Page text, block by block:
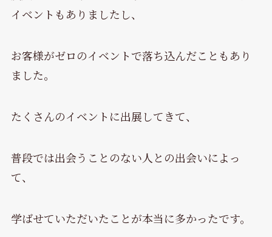
イベントもありましたし、
お客様がゼロのイベントで落ち込んだこともあり
ました。
たくさんのイベントに出展してきて、
普段では出会うことのない人との出会いによっ
て、
学ばせていただいたことが本当に多かったです。